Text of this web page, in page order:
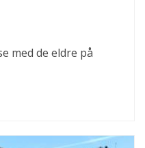
med de eldre på